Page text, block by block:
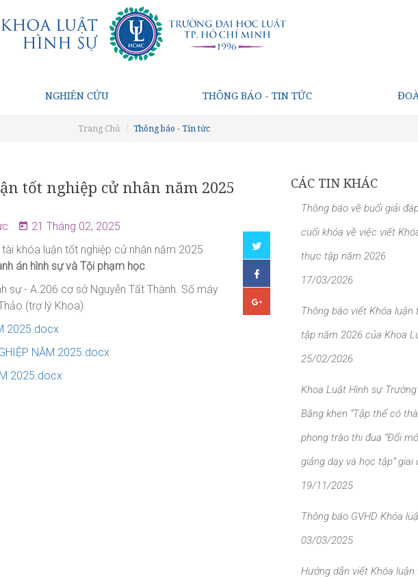
NGHIÊN CỨU THÔNG BÁO - TIN TỨC
Trang Chủ Thông báo - Tin tức
tốt nghiệp cử nhân năm 2025
21 Tháng 02, 2025
khóa luận tốt nghiệp cử nhân năm 2025
án hình sự và Tội phạm học.
sự - A.206 cơ sở Nguyễn Tất Thành. Số máy
(trợ lý Khoa).
2025.docx
NĂM 2025.docx
2025.docx
CÁC TIN KHÁC
Thông báo về buổi giải
cuối khóa về việc viết
thực tập năm 2026
17/03/2026
Thông báo viết Khóa
tập năm 2026 của Khoa
25/02/2026
Khoa Luật Hình sự
Bằng khen “Tập thể có
phong trào thi đua “Đổi
giảng dạy và học tập” giai
19/11/2025
Thông báo GVHD Khóa
03/03/2025
Hướng dẫn viết Khóa